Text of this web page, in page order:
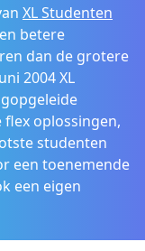
XL Studenten
betere
dan de grotere
2004 XL
oplossingen,
studenten
een toenemende
een eigen